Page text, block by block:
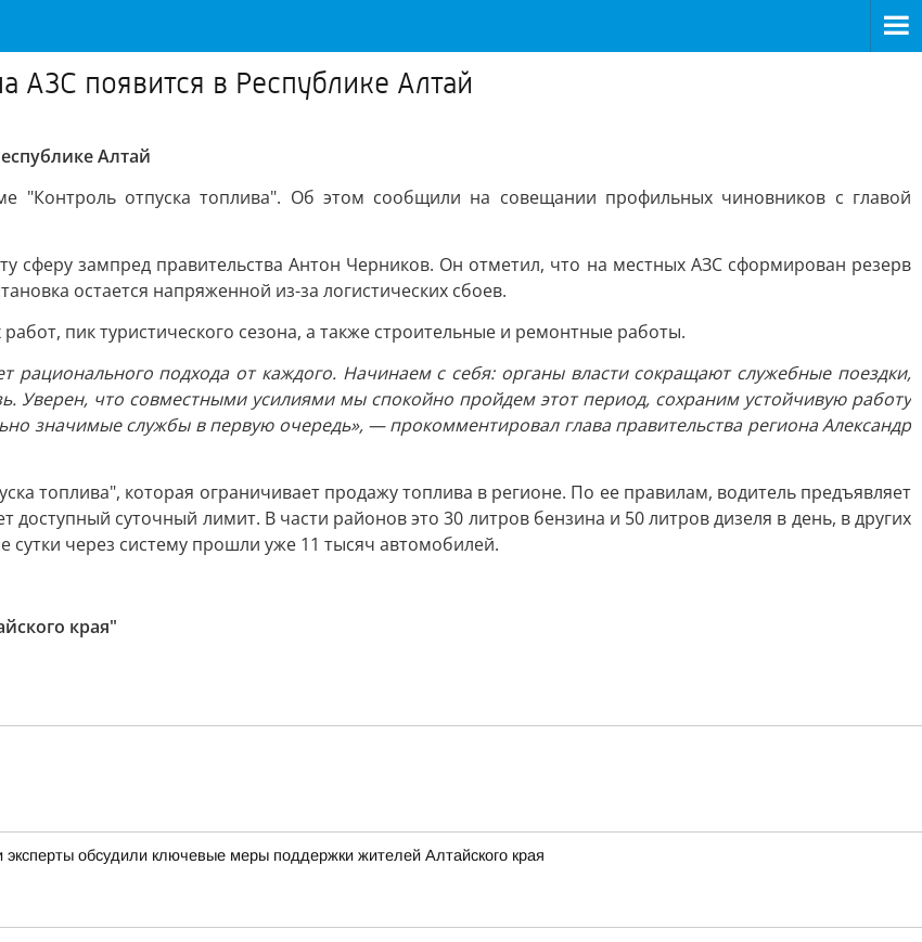
АЗС появится в Республике Алтай
Алтай
"Контроль отпуска топлива". Об этом сообщили на совещании профильных чиновников с главой
сферу зампред правительства Антон Черников. Он отметил, что на местных АЗС сформирован резерв
остается напряженной из-за логистических сбоев.
пик туристического сезона, а также строительные и ремонтные работы.
рационального подхода от каждого. Начинаем с себя: органы власти сокращают служебные поездки,
Уверен, что совместными усилиями мы спокойно пройдем этот период, сохраним устойчивую работу
значимые службы в первую очередь», — прокомментировал глава правительства региона Александр
топлива", которая ограничивает продажу топлива в регионе. По ее правилам, водитель предъявляет
доступный суточный лимит. В части районов это 30 литров бензина и 50 литров дизеля в день, в других
через систему прошли уже 11 тысяч автомобилей.
края"
обсудили ключевые меры поддержки жителей Алтайского края